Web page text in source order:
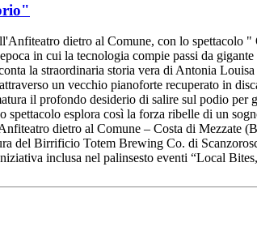
dietro al Comune, con lo
in cui la tecnologia compie passi da
la straordinaria storia vera di Antonia
un vecchio pianoforte recuperato in
il profondo desiderio di salire sul podio
esplora così la forza ribelle di un
dietro al Comune – Costa di Mezzate
del Birrificio Totem Brewing Co. di
inclusa nel palinsesto eventi “Local